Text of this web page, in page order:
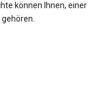
können Ihnen, einer